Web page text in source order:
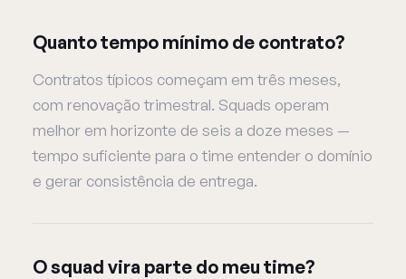
Quanto tempo mínimo de contrato?
Contratos típicos começam em três meses,
com renovação trimestral. Squads operam
melhor em horizonte de seis a doze meses —
tempo suficiente para o time entender o domínio
e gerar consistência de entrega.
O squad vira parte do meu time?